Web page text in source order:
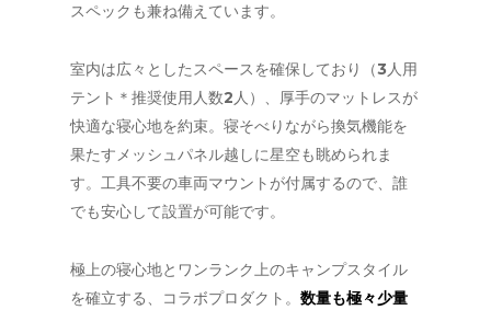
スペックも兼ね備えています。
室内は広々としたスペースを確保しており（3人用
テント＊推奨使用人数2人）、厚手のマットレスが
快適な寝心地を約束。寝そべりながら換気機能を
果たすメッシュパネル越しに星空も眺められま
す。工具不要の車両マウントが付属するので、誰
でも安心して設置が可能です。
極上の寝心地とワンランク上のキャンプスタイル
を確立する、コラボプロダクト。 数量も極々少量